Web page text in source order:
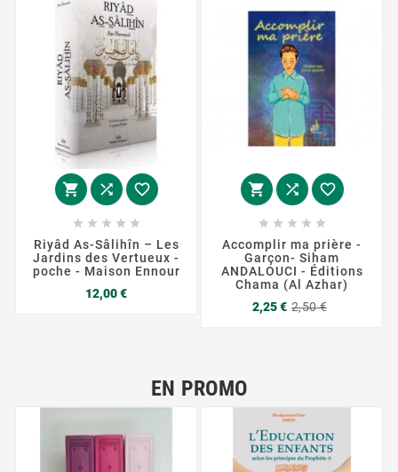
  
    
Riyâd As-Sâlihîn – Les
Jardins des Vertueux -
poche - Maison Ennour
12,00 €Prix
  
    
Accomplir ma prière -
Garçon- Siham
ANDALOUCI - Éditions
Chama (Al Azhar)
2,25 € 2,50 €
EN PROMO